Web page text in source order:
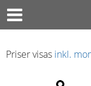
Priser visas inkl.